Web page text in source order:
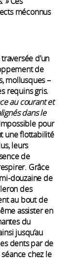
méconnus
d’un
de
mollusques –
requins gris.
au courant et
dans le
pour
une flottabilité
leurs
de
Grâce
douzaine de
des
au bout de
assister en
du
jusqu’au
dents par de
chez le